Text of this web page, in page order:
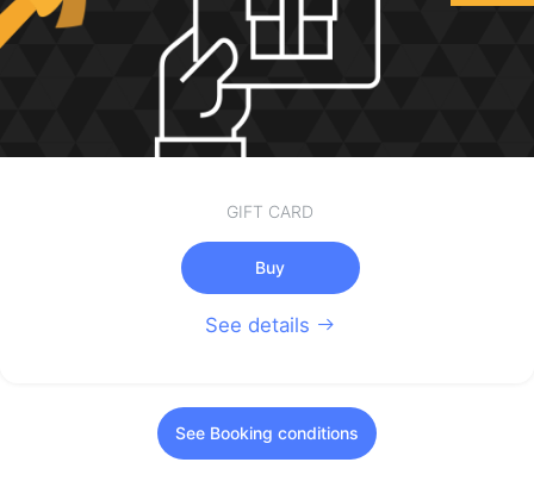
GIFT CARD
Buy
See details
See Booking conditions